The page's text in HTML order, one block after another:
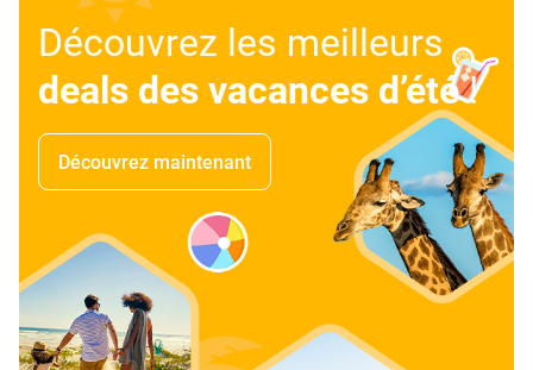
Découvrez les meilleurs
deals des vacances d’été!
Découvrez maintenant